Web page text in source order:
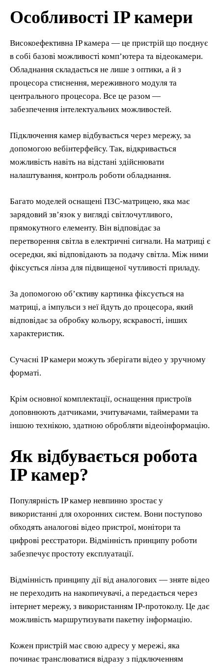
Особливості IP камери
Високоефективна IP камера — це пристрій що поєднує
в собі базові можливості комп’ютера та відеокамери.
Обладнання складається не лише з оптики, а й з
процесора стиснення, мереживного модуля та
центрального процесора. Все це разом —
забезпечення інтелектуальних можливостей.
Підключення камер відбувається через мережу, за
допомогою вебінтерфейсу. Так, відкривається
можливість навіть на відстані здійснювати
налаштування, контроль роботи обладнання.
Багато моделей оснащені ПЗС-матрицею, яка має
зарядовий звʼязок у вигляді світлочутливого,
прямокутного елементу. Він відповідає за
перетворення світла в електричні сигнали. На матриці є
осередки, які відповідають за подачу світла. Між ними
фіксується лінза для підвищеної чутливості приладу.
За допомогою обʼєктиву картинка фіксується на
матриці, а імпульси з неї йдуть до процесора, який
відповідає за обробку кольору, яскравості, інших
характеристик.
Сучасні IP камери можуть зберігати відео у зручному
форматі.
Крім основної комплектації, оснащення пристроїв
доповнюють датчиками, зчитувачами, таймерами та
іншою технікою, здатною обробляти відеоінформацію.
Як відбувається робота
IP камер?
Популярність IP камер невпинно зростає у
використанні для охоронних систем. Вони поступово
обходять аналогові відео пристрої, монітори та
цифрові реєстратори. Відмінність принципу роботи
забезпечує простоту експлуатації.
Відмінність принципу дії від аналогових — зняте відео
не переходить на накопичувачі, а передається через
інтернет мережу, з використанням IP-протоколу. Це дає
можливість маршрутизувати пакетну інформацію.
Кожен пристрій має свою адресу у мережі, яка
починає транслюватися відразу з підключенням